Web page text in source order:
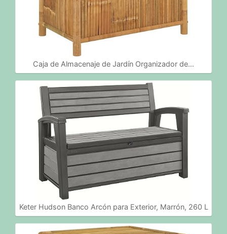
Caja de Almacenaje de Jardín Organizador de…
Keter Hudson Banco Arcón para Exterior, Marrón, 260 L